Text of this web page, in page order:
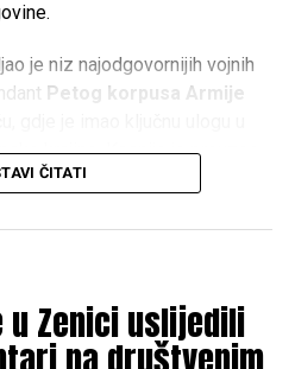
je niz najodgovornijih vojnih
Petog korpusa Armije
krajine. Kasnije je preuzeo
Armije RBiH
Armije RBiH.
i Hercegovine odlikovan je
te je ostao upamćen
u organizaciji i razvoju Armije
ČITATI
u Zenici uslijedili